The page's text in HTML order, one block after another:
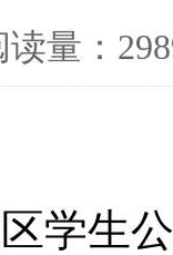
读量：
学生